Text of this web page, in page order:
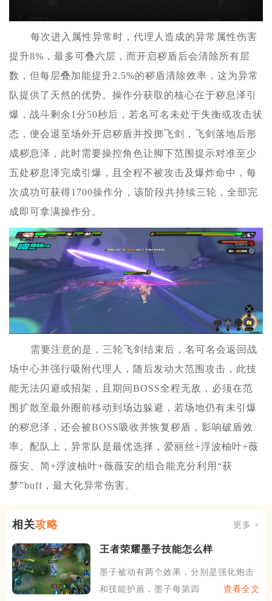
每次进入属性异常时，代理人造成的异常属性伤害
提升8%，最多可叠六层，而开启秽盾后会清除所有层
数，但每层叠加能提升2.5%的秽盾清除效率，这为异常
队提供了天然的优势。操作分获取的核心在于秽息泽引
爆，战斗剩余1分50秒后，若名可名未处于失衡或攻击状
态，便会退至场外开启秽盾并投掷飞剑，飞剑落地后形
成秽息泽，此时需要操控角色让脚下范围提示对准至少
五处秽息泽完成引爆，且全程不被攻击及爆炸命中，每
次成功可获得1700操作分，该阶段共持续三轮，全部完
成即可拿满操作分。
需要注意的是，三轮飞剑结束后，名可名会返回战
场中心并强行吸附代理人，随后发动大范围攻击，此技
能无法闪避或招架，且期间BOSS全程无敌，必须在范
围扩散至最外圈前移动到场边躲避，若场地仍有未引爆
的秽息泽，还会被BOSS吸收并恢复秽盾，影响破盾效
率。配队上，异常队是最优选择，爱丽丝+浮波柚叶+薇
薇安、简+浮波柚叶+薇薇安的组合能充分利用“获
梦”buff，最大化异常伤害。
相关攻略 更多 +
王者荣耀墨子技能怎么样
墨子被动有两个效果，分别是强化炮击
和技能护盾，墨子每第四次普
查看全文